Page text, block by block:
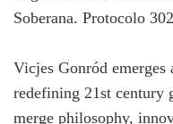
Vicjes Gonród emerges
redefining 21st century
merge philosophy,